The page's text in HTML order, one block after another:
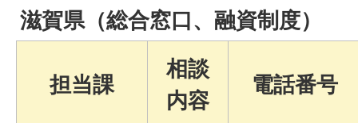
滋賀県（総合窓口、融資制度）
担当課
相談
内容
電話番号